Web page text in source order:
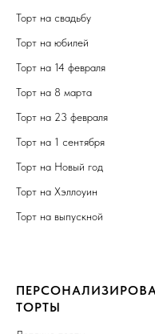
Торт на свадьбу
Торт на юбилей
Торт на 14 февраля
Торт на 8 марта
Торт на 23 февраля
Торт на 1 сентября
Торт на Новый год
Торт на Хэллоуин
Торт на выпускной
ТОРТЫ